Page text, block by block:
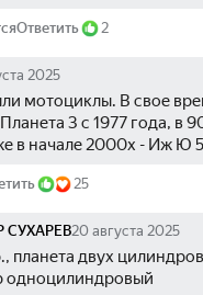
Ответить 2
2025
мотоциклы. В свое
3 с 1977 года, в
в начале 2000х - Иж Ю
25
СУХАРЕВ20 августа 2025
планета двух
одноцилиндровый